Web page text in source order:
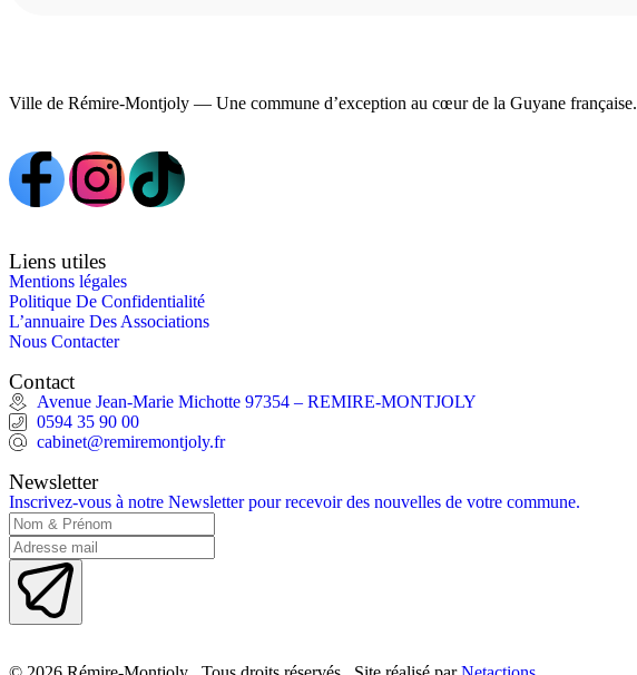
Ville de Rémire-Montjoly — Une commune d’exception au cœur de la Guyane française.
Liens utiles
Mentions légales
Politique De Confidentialité
L’annuaire Des Associations
Nous Contacter
Contact
Avenue Jean-Marie Michotte 97354 – REMIRE-MONTJOLY
0594 35 90 00
cabinet@remiremontjoly.fr
Newsletter
Inscrivez-vous à notre Newsletter pour recevoir des nouvelles de votre commune.